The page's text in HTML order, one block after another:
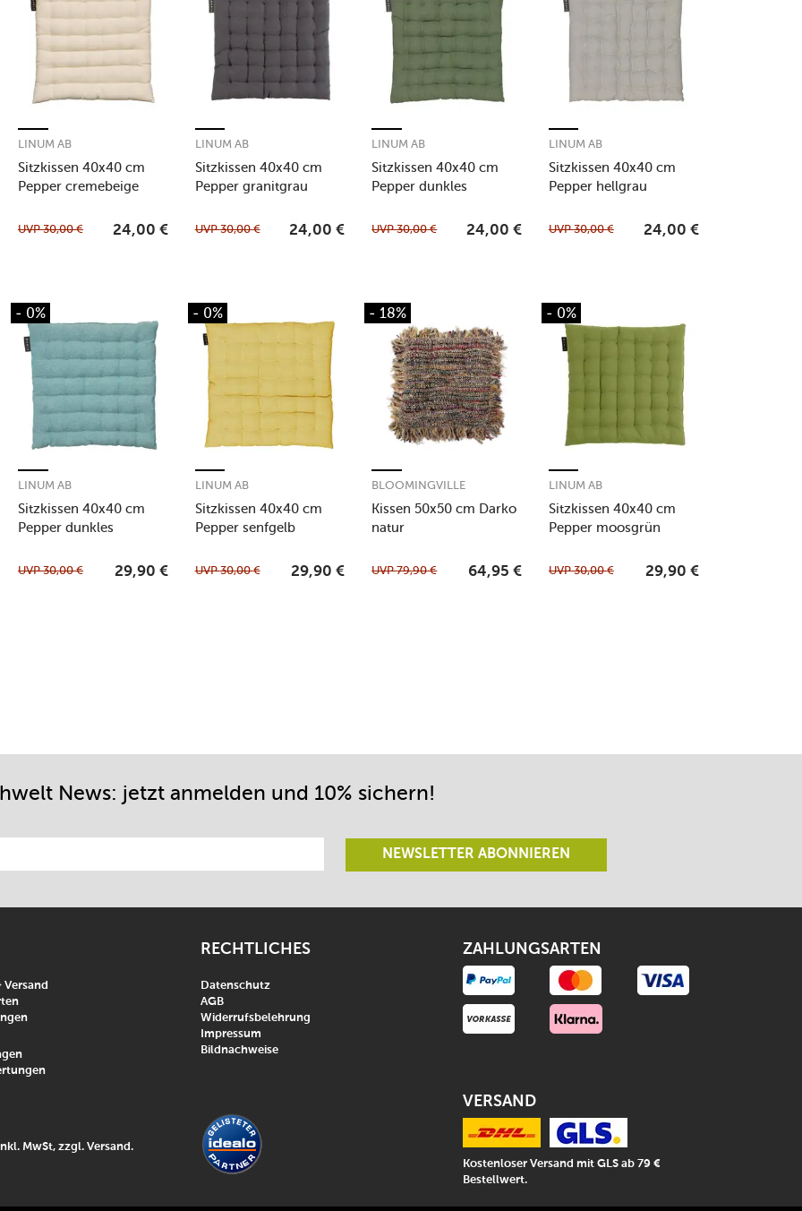
Sitzkissen 40x40 cm
Pepper cremebeige
LINUM AB
UVP30,00 € 24,00 €
Sitzkissen 40x40 cm
Pepper granitgrau
LINUM AB
UVP30,00 € 24,00 €
Sitzkissen 40x40 cm
Pepper dunkles
LINUM AB
UVP30,00 € 24,00 €
Sitzkissen 40x40 cm
Pepper hellgrau
LINUM AB
UVP30,00 € 24,00 €
- 0%
Sitzkissen 40x40 cm
Pepper dunkles
LINUM AB
UVP30,00 € 29,90 €
- 0%
Sitzkissen 40x40 cm
Pepper senfgelb
LINUM AB
UVP30,00 € 29,90 €
- 18%
Kissen 50x50 cm Darko
natur
BLOOMINGVILLE
UVP79,90 € 64,95 €
- 0%
Sitzkissen 40x40 cm
Pepper moosgrün
LINUM AB
UVP30,00 € 29,90 €
News: jetzt anmelden und 10% sichern!
NEWSLETTER ABONNIEREN
MwSt, zzgl. Versand.
RECHTLICHES
Datenschutz
AGB
Widerrufsbelehrung
Impressum
Bildnachweise
ZAHLUNGSARTEN
VERSAND
Kostenloser Versand mit GLS ab 79 €
Bestellwert.